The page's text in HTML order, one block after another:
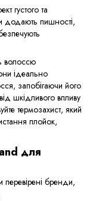
густого та
додають пишності,
волоссю
ідеально
запобігаючи його
шкідливого впливу
термозахист, який
плойок,
для
перевірені бренди,